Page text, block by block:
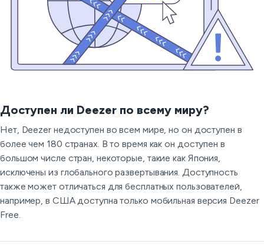
Доступен ли Deezer по всему миру?
Нет, Deezer недоступен во всем мире, но он доступен в
более чем 180 странах. В то время как он доступен в
большом числе стран, некоторые, такие как Япония,
исключены из глобального развертывания. Доступность
также может отличаться для бесплатных пользователей,
например, в США доступна только мобильная версия Deezer
Free.